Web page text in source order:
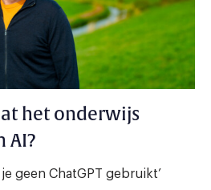
het onderwijs
AI?
geen ChatGPT gebruikt’